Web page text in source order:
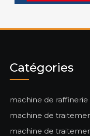
Catégories
machine de
machine de
machine de